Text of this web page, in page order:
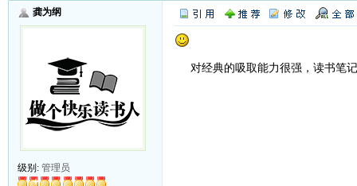
龚为纲
级别: 管理员
对经典的吸取能力很强，读书笔